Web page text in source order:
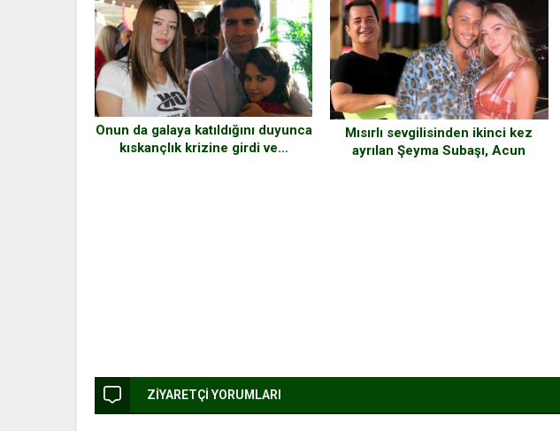
Onun da galaya katıldığını duyunca
kıskançlık krizine girdi ve…
Mısırlı sevgilisinden ikinci kez
ayrılan Şeyma Subaşı, Acun
ZİYARETÇİ YORUMLARI